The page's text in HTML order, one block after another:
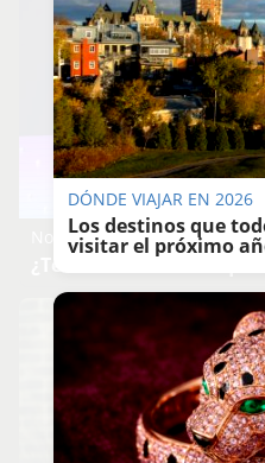
No eran tan locas
¿Te afecta más de lo que
DÓNDE VIAJAR EN 2026
Los destinos que
visitar el próximo